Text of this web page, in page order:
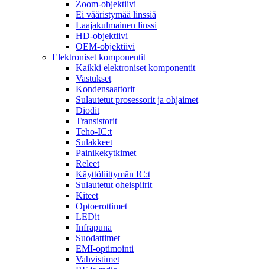
Zoom-objektiivi
Ei vääristymää linssiä
Laajakulmainen linssi
HD-objektiivi
OEM-objektiivi
Elektroniset komponentit
Kaikki elektroniset komponentit
Vastukset
Kondensaattorit
Sulautetut prosessorit ja ohjaimet
Diodit
Transistorit
Teho-IC:t
Sulakkeet
Painikekytkimet
Releet
Käyttöliittymän IC:t
Sulautetut oheispiirit
Kiteet
Optoerottimet
LEDit
Infrapuna
Suodattimet
EMI-optimointi
Vahvistimet